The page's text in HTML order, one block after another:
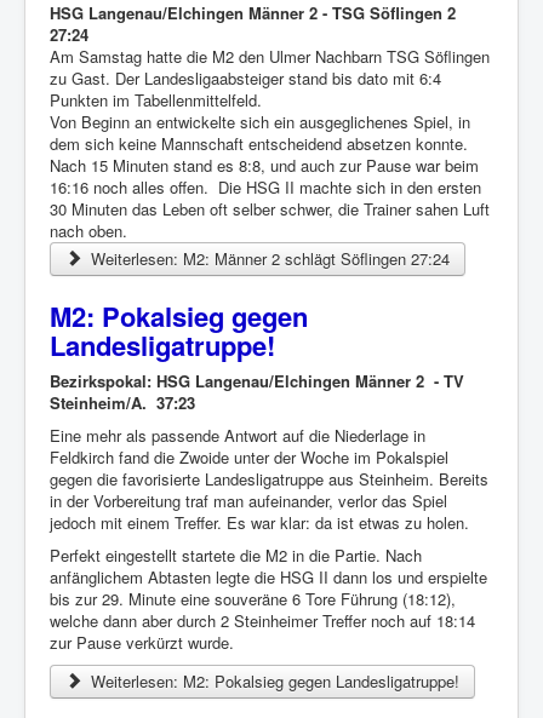
HSG Langenau/Elchingen Männer 2 - TSG Söflingen 2
27:24
Am Samstag hatte die M2 den Ulmer Nachbarn TSG Söflingen
zu Gast. Der Landesligaabsteiger stand bis dato mit 6:4
Punkten im Tabellenmittelfeld.
Von Beginn an entwickelte sich ein ausgeglichenes Spiel, in
dem sich keine Mannschaft entscheidend absetzen konnte.
Nach 15 Minuten stand es 8:8, und auch zur Pause war beim
16:16 noch alles offen. Die HSG II machte sich in den ersten
30 Minuten das Leben oft selber schwer, die Trainer sahen Luft
nach oben.
Weiterlesen: M2: Männer 2 schlägt Söflingen 27:24
M2: Pokalsieg gegen
Landesligatruppe!
Bezirkspokal: HSG Langenau/Elchingen Männer 2 - TV
Steinheim/A. 37:23
Eine mehr als passende Antwort auf die Niederlage in
Feldkirch fand die Zwoide unter der Woche im Pokalspiel
gegen die favorisierte Landesligatruppe aus Steinheim. Bereits
in der Vorbereitung traf man aufeinander, verlor das Spiel
jedoch mit einem Treffer. Es war klar: da ist etwas zu holen.
Perfekt eingestellt startete die M2 in die Partie. Nach
anfänglichem Abtasten legte die HSG II dann los und erspielte
bis zur 29. Minute eine souveräne 6 Tore Führung (18:12),
welche dann aber durch 2 Steinheimer Treffer noch auf 18:14
zur Pause verkürzt wurde.
Weiterlesen: M2: Pokalsieg gegen Landesligatruppe!